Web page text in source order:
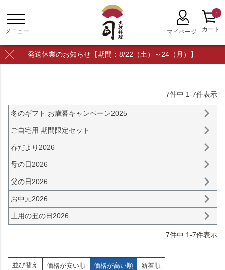
発送休業のお知らせ【期間：8/22（土）～24（月）】
0
7件中 1-7件表示
冬のギフト お歳暮キャンペーン2025
ご自宅用 期間限定セット
春だより2026
母の日2026
父の日2026
お中元2026
土用の丑の日2026
7件中 1-7件表示
並び替え 価格が安い順 価格が高い順 新着順